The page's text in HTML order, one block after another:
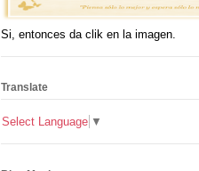
Si, entonces da clik en la imagen.
Translate
Select Language ▼